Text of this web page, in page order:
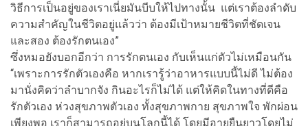
วิธีการเป็นอยู่ของเราเนี่ยมันบีบให้ไปทางนั้น แต่เราต้องลำดับ
ความสำคัญในชีวิตอยู่แล้วว่า ต้องมีเป้าหมายชีวิตที่ชัดเจน
และสอง ต้องรักตนเอง”
ซึ่งหมอยังบอกอีกว่า การรักตนเอง กับเห็นแก่ตัวไม่เหมือนกัน
“เพราะการรักตัวเองคือ หากเรารู้ว่าอาหารแบบนี้ไม่ดี ไม่ต้อง
มานั่งคิดว่าลำบากจัง กินอะไรก็ไม่ได้ แต่ให้คิดในทางที่ดีคือ
รักตัวเอง ห่วงสุขภาพตัวเอง ทั้งสุขภาพกาย สุขภาพใจ พักผ่อน
เพียงพอ เราก็สามารถอยู่บนโลกนี้ได้ โดยมีอายุยืนยาวโดยไม่